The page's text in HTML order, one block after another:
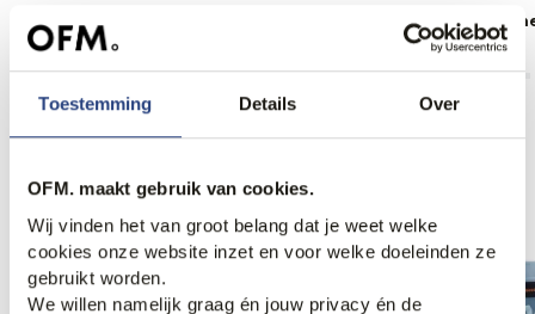
Toestemming Details Over
OFM. maakt gebruik van cookies.
Wij vinden het van groot belang dat je weet welke
cookies onze website inzet en voor welke doeleinden ze
gebruikt worden.
We willen namelijk graag én jouw privacy én de
Secrid Portemonnee
69,95
Secrid
69,95
Anderen bekeken ook